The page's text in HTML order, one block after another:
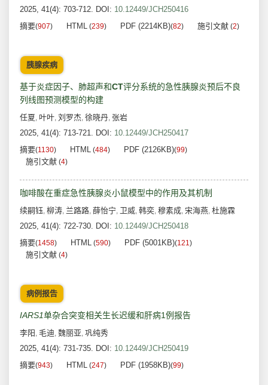
2025, 41(4): 703-712. DOI: 10.12449/JCH250416
摘要(907) HTML (239) PDF (2214KB)(82) 施引文献 (2)
胰腺疾病
基于炎症因子、肺超声和CT评分系统的急性胰腺炎预后不良
列线图预测模型的构建
任夏, 叶叶, 刘罗杰, 徐晓丹, 张岩
2025, 41(4): 713-721. DOI: 10.12449/JCH250417
摘要(1130) HTML (484) PDF (2126KB)(99)
施引文献 (4)
咖啡酸在重症急性胰腺炎小鼠模型中的作用及其机制
续嗣钰, 柳涛, 兰路路, 薛怡宁, 卫威, 韩奕, 穆素成, 宋海燕, 杜施霖
2025, 41(4): 722-730. DOI: 10.12449/JCH250418
摘要(1458) HTML (590) PDF (5001KB)(121)
施引文献 (4)
病例报告
IARS1单杂合突变相关生长迟缓和肝病1例报告
李阳 , 毛迪, 魏丽亚, 巩纯秀
2025, 41(4): 731-735. DOI: 10.12449/JCH250419
摘要(943) HTML (247) PDF (1958KB)(99)